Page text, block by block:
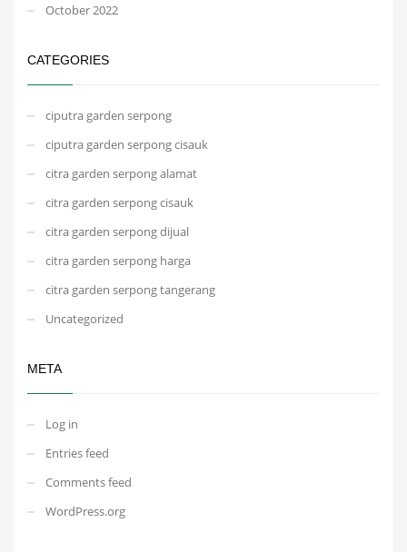
October 2022
CATEGORIES
ciputra garden serpong
ciputra garden serpong cisauk
citra garden serpong alamat
citra garden serpong cisauk
citra garden serpong dijual
citra garden serpong harga
citra garden serpong tangerang
Uncategorized
META
Log in
Entries feed
Comments feed
WordPress.org